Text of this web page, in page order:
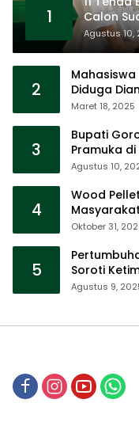
1
Calon
Agustus 10,
2
Mahasiswa
Diduga
Barat
Maret 18, 2025
3
Bupati
Pramuka
Agustus 10,
4
Wood
Gorontalo
Oktober 31,
5
Soroti
Agustus 9,